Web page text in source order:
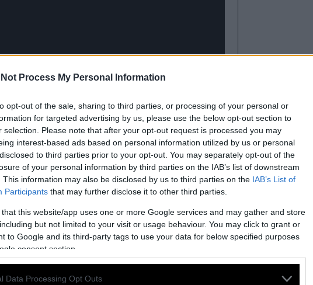
Not Process My Personal Information
opt-out of the sale, sharing to third parties, or processing of your personal or
for targeted advertising by us, please use the below opt-out section to
selection. Please note that after your opt-out request is processed you may
interest-based ads based on personal information utilized by us or personal
to third parties prior to your opt-out. You may separately opt-out of the
of your personal information by third parties on the IAB’s list of downstream
This information may also be disclosed by us to third parties on the IAB’s List of
Participants that may further disclose it to other third parties.
that this website/app uses one or more Google services and may gather and store
but not limited to your visit or usage behaviour. You may click to grant or
to Google and its third-party tags to use your data for below specified purposes
consent section.
Data Processing Opt Outs
ΧΡΥΣΗ ΑΥΓΗ